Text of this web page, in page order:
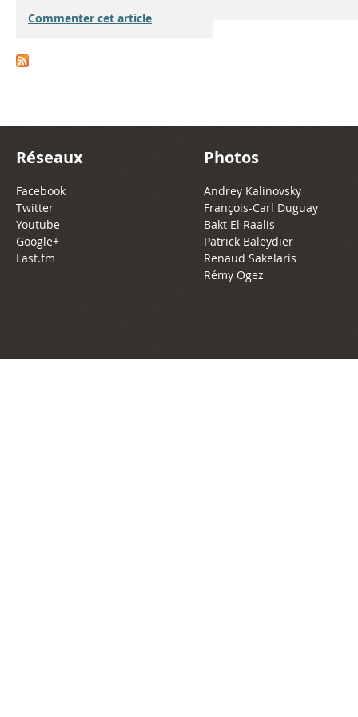
Commenter cet article
Réseaux
Facebook
Twitter
Youtube
Google+
Last.fm
Photos
Andrey Kalinovsky
François-Carl Duguay
Bakt El Raalis
Patrick Baleydier
Renaud Sakelaris
Rémy Ogez